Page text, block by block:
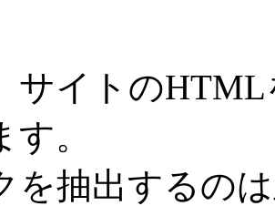
サイトの
。
を抽出するの